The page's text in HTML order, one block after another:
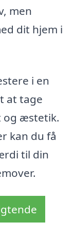
men
dit hjem i
i en
at tage
og æstetik.
kan du få
til din